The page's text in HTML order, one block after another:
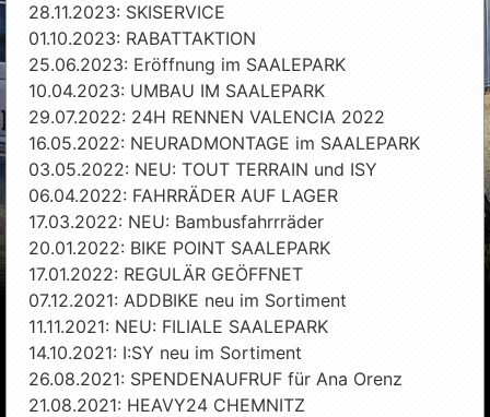
28.11.2023: SKISERVICE
01.10.2023: RABATTAKTION
25.06.2023: Eröffnung im SAALEPARK
10.04.2023: UMBAU IM SAALEPARK
29.07.2022: 24H RENNEN VALENCIA 2022
16.05.2022: NEURADMONTAGE im SAALEPARK
03.05.2022: NEU: TOUT TERRAIN und ISY
06.04.2022: FAHRRÄDER AUF LAGER
17.03.2022: NEU: Bambusfahrrräder
20.01.2022: BIKE POINT SAALEPARK
17.01.2022: REGULÄR GEÖFFNET
07.12.2021: ADDBIKE neu im Sortiment
11.11.2021: NEU: FILIALE SAALEPARK
14.10.2021: I:SY neu im Sortiment
26.08.2021: SPENDENAUFRUF für Ana Orenz
21.08.2021: HEAVY24 CHEMNITZ